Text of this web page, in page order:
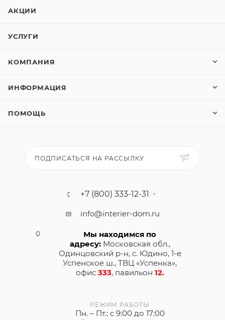
АКЦИИ
УСЛУГИ
КОМПАНИЯ
ИНФОРМАЦИЯ
ПОМОЩЬ
ПОДПИСАТЬСЯ НА РАССЫЛКУ
+7 (800) 333-12-31
info@interier-dom.ru
Мы находимся по
адресу:Московская обл.,
Одинцовский р-н, с. Юдино, 1-е
Успенское ш., ТВЦ «Успенка»,
офис 333, павильон 12.
РЕЖИМ РАБОТЫ
Пн. – Пт.: с 9:00 до 17:00